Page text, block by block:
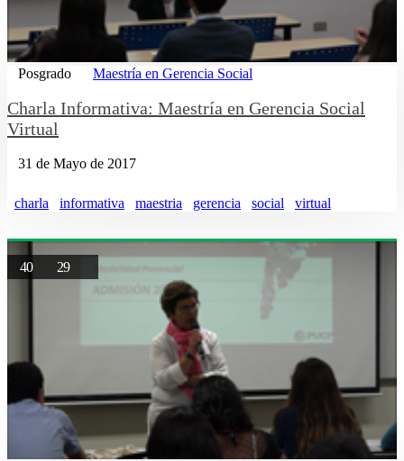
Posgrado Maestría en Gerencia Social
Charla Informativa: Maestría en Gerencia Social
Virtual
31 de Mayo de 2017
charla informativa maestria gerencia social virtual
40 29